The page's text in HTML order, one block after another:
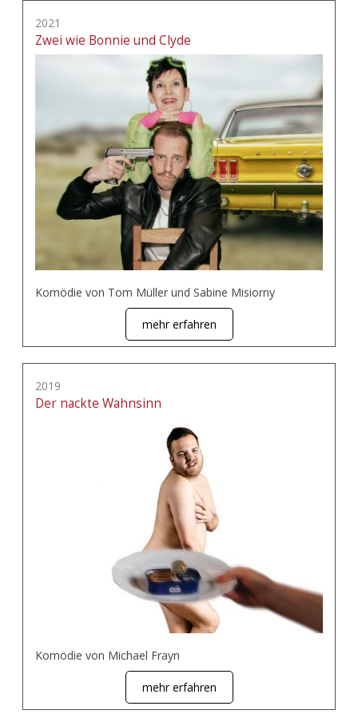
2021
Zwei wie Bonnie und Clyde
Komödie von Tom Müller und Sabine Misiorny
mehr erfahren
2019
Der nackte Wahnsinn
Komödie von Michael Frayn
mehr erfahren